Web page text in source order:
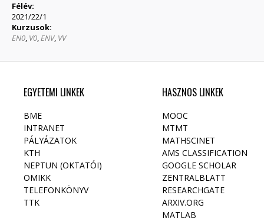
Félév:
2021/22/1
Kurzusok:
EN0, V0,ENV, VV
EGYETEMI LINKEK
BME
INTRANET
PÁLYÁZATOK
KTH
NEPTUN (OKTATÓI)
OMIKK
TELEFONKÖNYV
TTK
HASZNOS LINKEK
MOOC
MTMT
MATHSCINET
AMS CLASSIFICATION
GOOGLE SCHOLAR
ZENTRALBLATT
RESEARCHGATE
ARXIV.ORG
MATLAB